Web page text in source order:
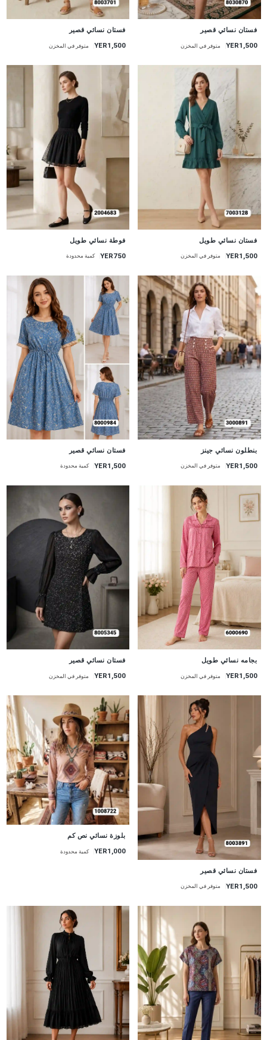
فستان نسائي قصير
YER1,500 متوفر في المخزن
فستان نسائي قصير
YER1,500 متوفر في المخزن
فستان نسائي طويل
YER1,500 متوفر في المخزن
فوطة نسائي طويل
YER750 كمية محدودة
بنطلون نسائي جينز
YER1,500 متوفر في المخزن
فستان نسائي قصير
YER1,500 كمية محدودة
جديد
بجامه نسائي طويل
YER1,500 متوفر في المخزن
جديد
فستان نسائي قصير
YER1,500 متوفر في المخزن
فستان نسائي قصير
YER1,500 متوفر في المخزن
بلوزة نسائي نص كم
YER1,000 كمية محدودة